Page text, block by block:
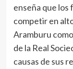
enseña que los
competir en
Aramburu
de la Real
causas de sus